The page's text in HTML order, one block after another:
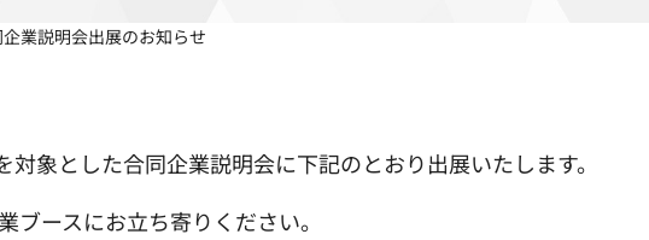
業説明会出展のお知らせ
象とした合同企業説明会に下記のとおり出展いたします。
ブースにお立ち寄りください。